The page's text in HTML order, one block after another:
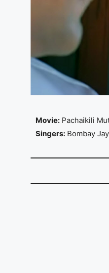
Movie: Pachaikili
Singers: Bombay